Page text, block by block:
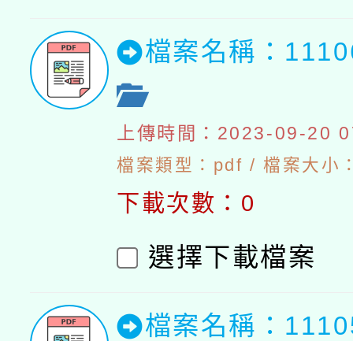
檔案名稱：
上傳時間：2023-09-20
檔案類型：pdf / 檔案大小
下載次數：0
選擇下載檔案
檔案名稱：